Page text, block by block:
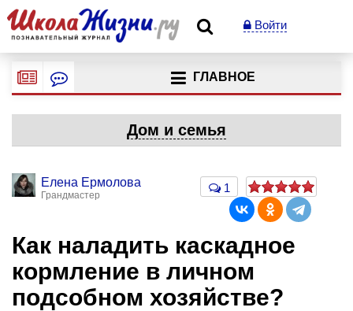
Войти
ГЛАВНОЕ
Дом и семья
Елена Ермолова
Грандмастер
1
Как наладить каскадное
кормление в личном
подсобном хозяйстве?